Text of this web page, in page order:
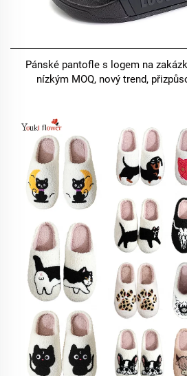
Pánské pantofle s logem na
nízkým MOQ, nový trend,